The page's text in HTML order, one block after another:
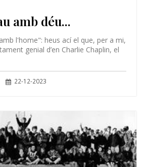
amb déu...
l'home": heus ací el que, per a mi,
genial d’en Charlie Chaplin, el
22-12-2023